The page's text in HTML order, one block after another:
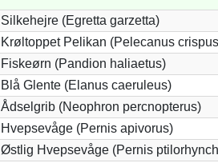
Silkehejre (Egretta garzetta)
Krøltoppet Pelikan (Pelecanus
Fiskeørn (Pandion haliaetus)
Blå Glente (Elanus caeruleus)
Ådselgrib (Neophron percnopterus)
Hvepsevåge (Pernis apivorus)
Østlig Hvepsevåge (Pernis